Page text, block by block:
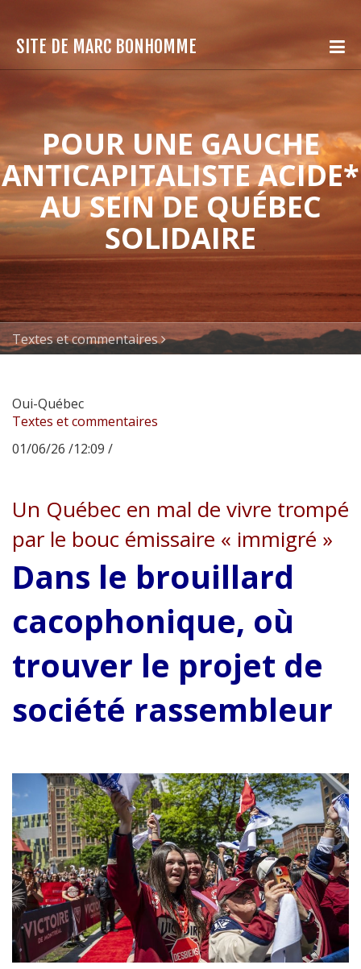
SITE DE MARC BONHOMME
POUR UNE GAUCHE
ANTICAPITALISTE ACIDE*
AU SEIN DE QUÉBEC
SOLIDAIRE
Textes et commentaires
Oui-Québec
Textes et commentaires
01/06/26 /12:09 /
Un Québec en mal de vivre trompé
par le bouc émissaire « immigré »
Dans le brouillard
cacophonique, où
trouver le projet de
société rassembleur